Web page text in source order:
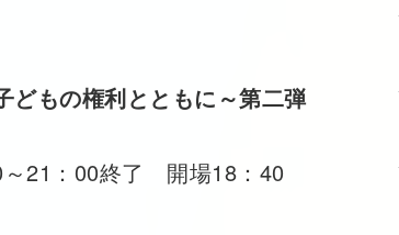
どもの権利とともに～第二弾
21：00終了 開場18：40